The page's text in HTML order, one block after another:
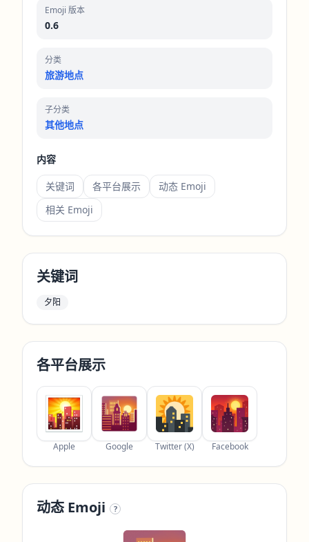
Emoji 版本
0.6
分类
旅游地点
子分类
其他地点
内容
关键词 各平台展示
动态 Emoji
相关 Emoji
关键词
夕阳
各平台展示
Apple Google Twitter (X) Facebook
动态 Emoji ?